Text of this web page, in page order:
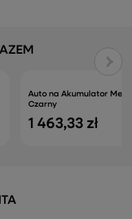
Auto na Akumulator
Czarny
1 463,33 zł